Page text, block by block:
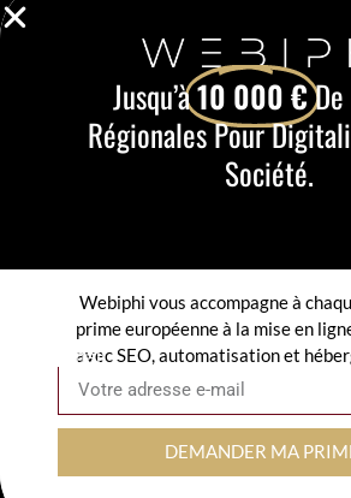
Jusqu’à10 000 €
Régionales Pour
Société.
Webiphi vous accompagne à
prime européenne à la mise en
avec SEO, automatisation et
Email
DEMANDER MA